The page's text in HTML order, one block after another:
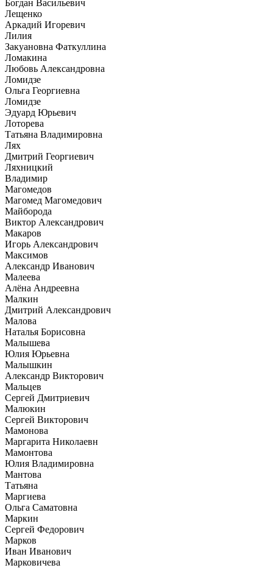
Богдан Васильевич
Лещенко
Аркадий Игоревич
Лилия
Закуановна Фаткуллина
Ломакина
Любовь Александровна
Ломидзе
Ольга Георгиевна
Ломидзе
Эдуард Юрьевич
Лоторева
Татьяна Владимировна
Лях
Дмитрий Георгиевич
Ляхницкий
Владимир
Магомедов
Магомед Магомедович
Майборода
Виктор Александрович
Макаров
Игорь Александрович
Максимов
Александр Иванович
Малеева
Алёна Андреевна
Малкин
Дмитрий Александрович
Малова
Наталья Борисовна
Малышева
Юлия Юрьевна
Малышкин
Александр Викторович
Мальцев
Сергей Дмитриевич
Малюкин
Сергей Викторович
Мамонова
Маргарита Николаевн
Мамонтова
Юлия Владимировна
Мантова
Татьяна
Маргиева
Ольга Саматовна
Маркин
Сергей Федорович
Марков
Иван Иванович
Марковичева